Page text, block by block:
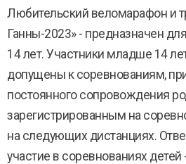
Любительский веломарафон и
Ганны-2023» - предназначен
14 лет. Участники младше 14
допущены к соревнованиям,
постоянного сопровождения
зарегистрированным на
на следующих дистанциях.
участие в соревнованиях детей